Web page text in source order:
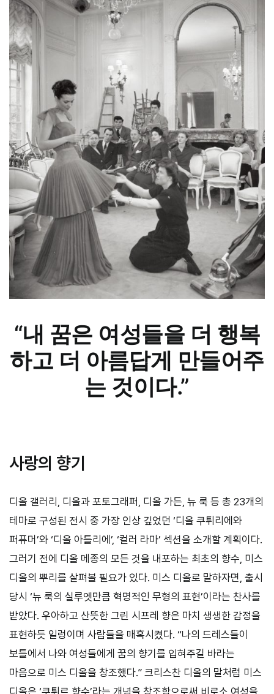
“내 꿈은 여성들을 더 행복
하고 더 아름답게 만들어주
는 것이다.”
사랑의 향기
디올 갤러리, 디올과 포토그래퍼, 디올 가든, 뉴 룩 등 총 23개의
테마로 구성된 전시 중 가장 인상 깊었던 ‘디올 쿠튀리에와
퍼퓨머’와 ‘디올 아틀리에’, ‘컬러 라마’ 섹션을 소개할 계획이다.
그러기 전에 디올 메종의 모든 것을 내포하는 최초의 향수, 미스
디올의 뿌리를 살펴볼 필요가 있다. 미스 디올로 말하자면, 출시
당시 ‘뉴 룩의 실루엣만큼 혁명적인 무형의 표현’이라는 찬사를
받았다. 우아하고 산뜻한 그린 시프레 향은 마치 생생한 감정을
표현하듯 일렁이며 사람들을 매혹시켰다. “나의 드레스들이
보틀에서 나와 여성들에게 꿈의 향기를 입혀주길 바라는
마음으로 미스 디올을 창조했다.” 크리스찬 디올의 말처럼 미스
디올은 ‘쿠튀르 향수’라는 개념을 창조함으로써 비로소 여성을